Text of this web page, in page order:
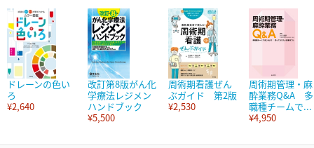
ドレーンの色い
ろ
¥2,640
改訂第8版がん化
学療法レジメン
ハンドブック
¥5,500
周術期看護ぜん
ぶガイド 第2版
¥2,530
周術期管理・麻
酔業務Q&A 多
職種チームで...
¥4,950